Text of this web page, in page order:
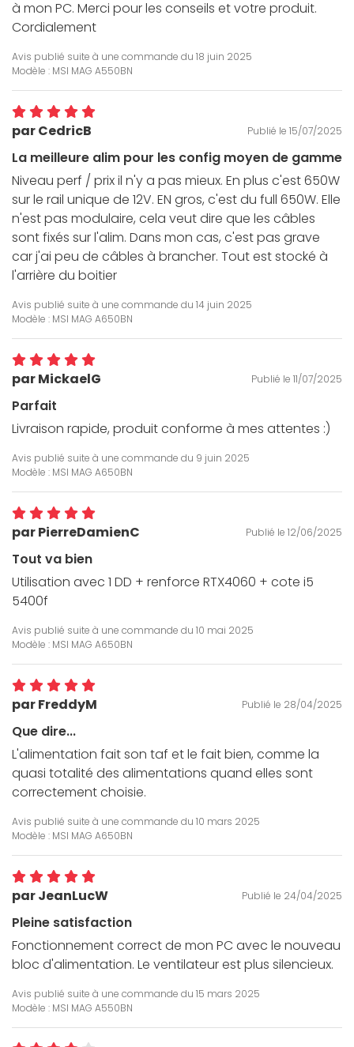
à mon PC. Merci pour les conseils et votre produit.
Cordialement
Avis publié suite à une commande du 18 juin 2025
Modèle : MSI MAG A550BN
par CedricB Publié le 15/07/2025
La meilleure alim pour les config moyen de gamme
Niveau perf / prix il n'y a pas mieux. En plus c'est 650W
sur le rail unique de 12V. EN gros, c'est du full 650W. Elle
n'est pas modulaire, cela veut dire que les câbles
sont fixés sur l'alim. Dans mon cas, c'est pas grave
car j'ai peu de câbles à brancher. Tout est stocké à
l'arrière du boitier
Avis publié suite à une commande du 14 juin 2025
Modèle : MSI MAG A650BN
par MickaelG Publié le 11/07/2025
Parfait
Livraison rapide, produit conforme à mes attentes :)
Avis publié suite à une commande du 9 juin 2025
Modèle : MSI MAG A650BN
par PierreDamienC Publié le 12/06/2025
Tout va bien
Utilisation avec 1 DD + renforce RTX4060 + cote i5
5400f
Avis publié suite à une commande du 10 mai 2025
Modèle : MSI MAG A650BN
par FreddyM Publié le 28/04/2025
Que dire...
L'alimentation fait son taf et le fait bien, comme la
quasi totalité des alimentations quand elles sont
correctement choisie.
Avis publié suite à une commande du 10 mars 2025
Modèle : MSI MAG A650BN
par JeanLucW Publié le 24/04/2025
Pleine satisfaction
Fonctionnement correct de mon PC avec le nouveau
bloc d'alimentation. Le ventilateur est plus silencieux.
Avis publié suite à une commande du 15 mars 2025
Modèle : MSI MAG A550BN